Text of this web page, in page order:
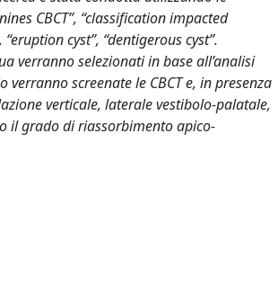
CBCT”, “classification impacted
cyst”, “dentigerous cyst”.
verranno selezionati in base all’analisi
screenate le CBCT e, in presenza
verticale, laterale vestibolo-palatale,
il grado di riassorbimento apico-